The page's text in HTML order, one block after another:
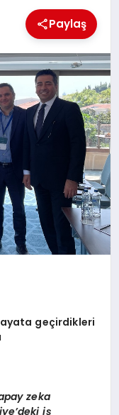
Paylaş
geçirdikleri
zeka
iş